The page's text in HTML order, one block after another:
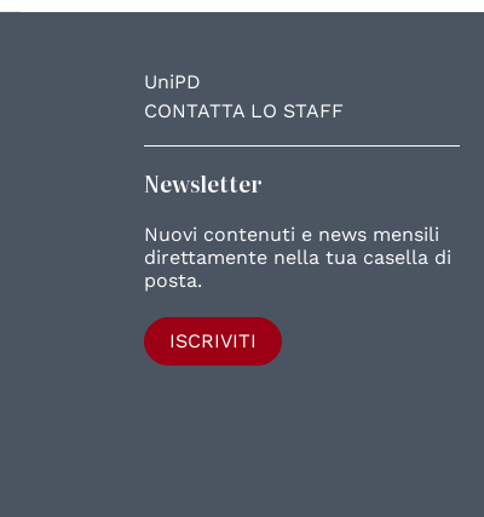
UniPD
CONTATTA LO STAFF
Newsletter
Nuovi contenuti e news mensili
direttamente nella tua casella di
posta.
ISCRIVITI